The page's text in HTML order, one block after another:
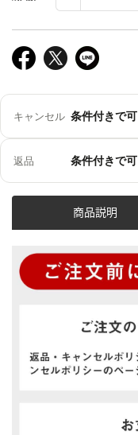
キャンセル 条件付きで可
返品 条件付きで可
商品説明